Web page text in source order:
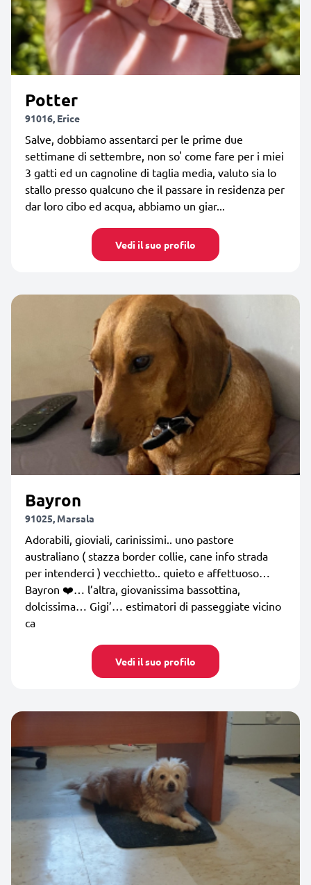
Potter
91016, Erice
Salve, dobbiamo assentarci per le prime due
settimane di settembre, non so' come fare per i miei
3 gatti ed un cagnoline di taglia media, valuto sia lo
stallo presso qualcuno che il passare in residenza per
dar loro cibo ed acqua, abbiamo un giar...
Vedi il suo profilo
Bayron
91025, Marsala
Adorabili, gioviali, carinissimi.. uno pastore
australiano ( stazza border collie, cane info strada
per intenderci ) vecchietto.. quieto e affettuoso…
Bayron ❤️… l’altra, giovanissima bassottina,
dolcissima… Gigi’… estimatori di passeggiate vicino
ca
Vedi il suo profilo